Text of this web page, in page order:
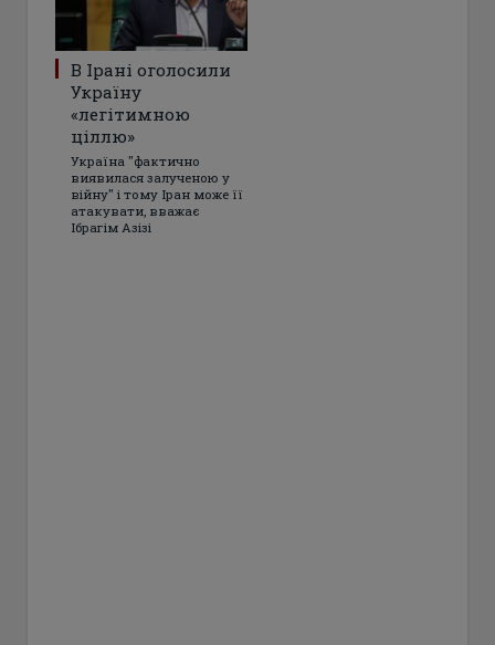
В Ірані оголосили
Україну
«легітимною
ціллю»
Україна "фактично
виявилася залученою у
війну" і тому Іран може її
атакувати, вважає
Ібрагім Азізі